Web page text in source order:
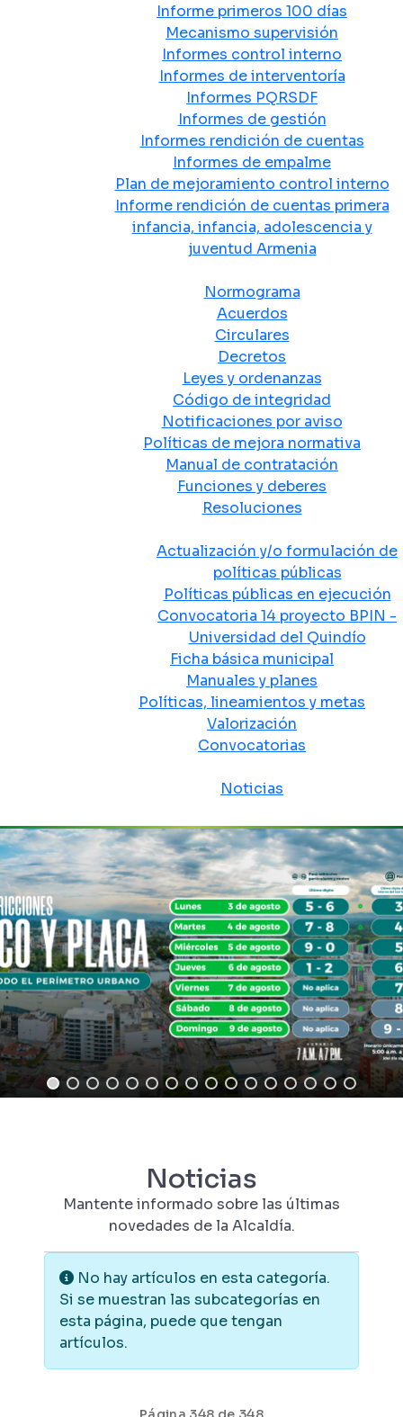
Informe primeros 100 días
Mecanismo supervisión
Informes control interno
Informes de interventoría
Informes PQRSDF
Informes de gestión
Informes rendición de cuentas
Informes de empalme
Plan de mejoramiento control interno
Informe rendición de cuentas primera
infancia, infancia, adolescencia y
juventud Armenia
Normograma
Acuerdos
Circulares
Decretos
Leyes y ordenanzas
Código de integridad
Notificaciones por aviso
Políticas de mejora normativa
Manual de contratación
Funciones y deberes
Resoluciones
Actualización y/o formulación de
políticas públicas
Políticas públicas en ejecución
Convocatoria 14 proyecto BPIN -
Universidad del Quindío
Ficha básica municipal
Manuales y planes
Políticas, lineamientos y metas
Valorización
Convocatorias
Noticias
Noticias
Mantente informado sobre las últimas
novedades de la Alcaldía.
Información
No hay artículos en esta categoría.
Si se muestran las subcategorías en
esta página, puede que tengan
artículos.